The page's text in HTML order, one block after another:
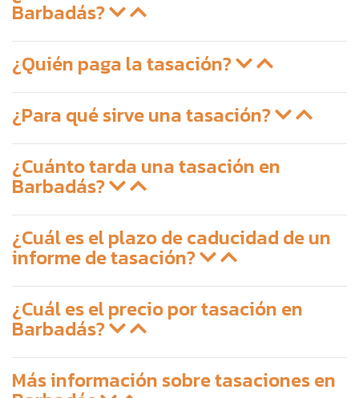
Barbadás?
¿Quién paga la tasación?
¿Para qué sirve una tasación?
¿Cuánto tarda una tasación en
Barbadás?
¿Cuál es el plazo de caducidad de un
informe de tasación?
¿Cuál es el precio por tasación en
Barbadás?
Más información sobre tasaciones en